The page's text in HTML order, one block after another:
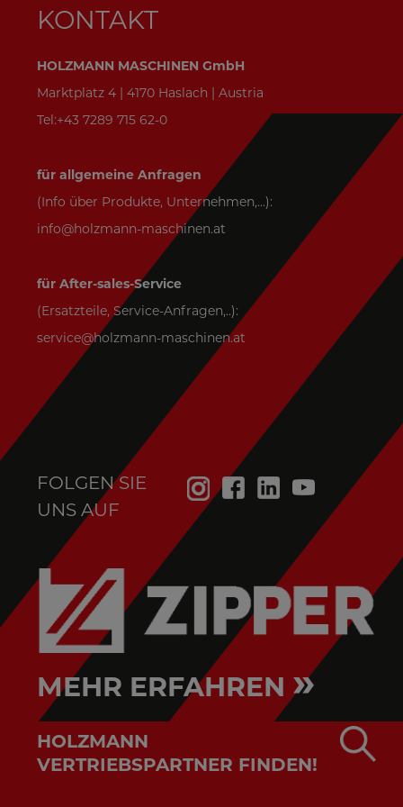
KONTAKT
HOLZMANN MASCHINEN GmbH
Marktplatz 4 | 4170 Haslach | Austria
Tel:+43 7289 715 62-0
für allgemeine Anfragen
(Info über Produkte, Unternehmen,...):
info@holzmann-maschinen.at
für After-sales-Service
(Ersatzteile, Service-Anfragen,..):
service@holzmann-maschinen.at
FOLGEN SIE
UNS AUF
MEHR ERFAHREN »
HOLZMANN
VERTRIEBSPARTNER FINDEN!